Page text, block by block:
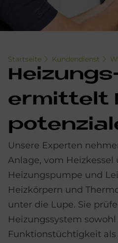
Startseite Kundendienst
er­mit­telt
Unsere Experten
Anlage, vom Heizkessel
Heizungspumpe und
Heizkörpern und
unter die Lupe. Sie
Heizungssystem
Funktionstüchtigkeit als